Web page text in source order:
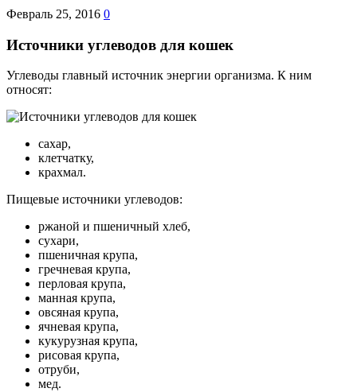
Февраль 25, 2016 0
Источники углеводов для кошек
Углеводы главный источник энергии организма. К ним
относят:
сахар,
клетчатку,
крахмал.
Пищевые источники углеводов:
ржаной и пшеничный хлеб,
сухари,
пшеничная крупа,
гречневая крупа,
перловая крупа,
манная крупа,
овсяная крупа,
ячневая крупа,
кукурузная крупа,
рисовая крупа,
отруби,
мед.